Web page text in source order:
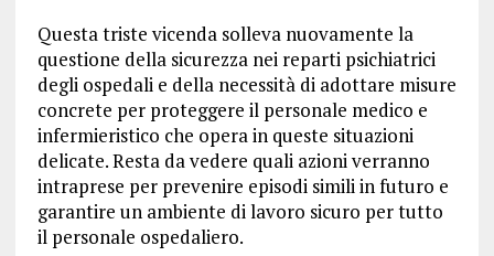
Questa triste vicenda solleva nuovamente la
questione della sicurezza nei reparti psichiatrici
degli ospedali e della necessità di adottare misure
concrete per proteggere il personale medico e
infermieristico che opera in queste situazioni
delicate. Resta da vedere quali azioni verranno
intraprese per prevenire episodi simili in futuro e
garantire un ambiente di lavoro sicuro per tutto
il personale ospedaliero.